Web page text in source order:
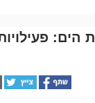
הים: